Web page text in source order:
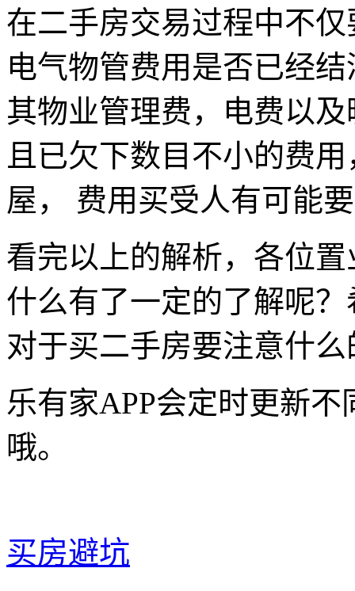
在二手房交易过程中不
电气物管费用是否已经
其物业管理费，电费以
且已欠下数目不小的费
屋， 费用买受人有可能
看完以上的解析，各位
什么有了一定的了解呢
对于买二手房要注意什
乐有家APP会定时更新
哦。
买房避坑